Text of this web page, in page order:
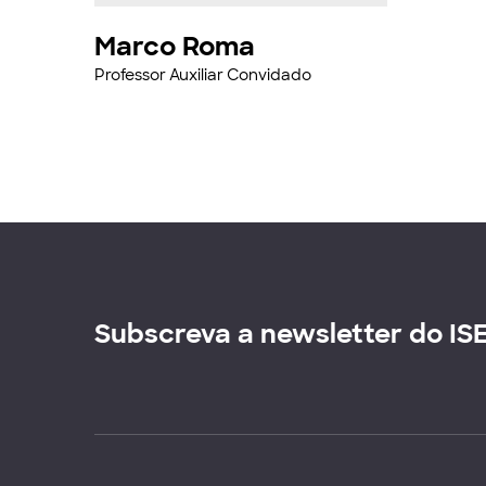
Marco Roma
Professor Auxiliar Convidado
Subscreva a newsletter do